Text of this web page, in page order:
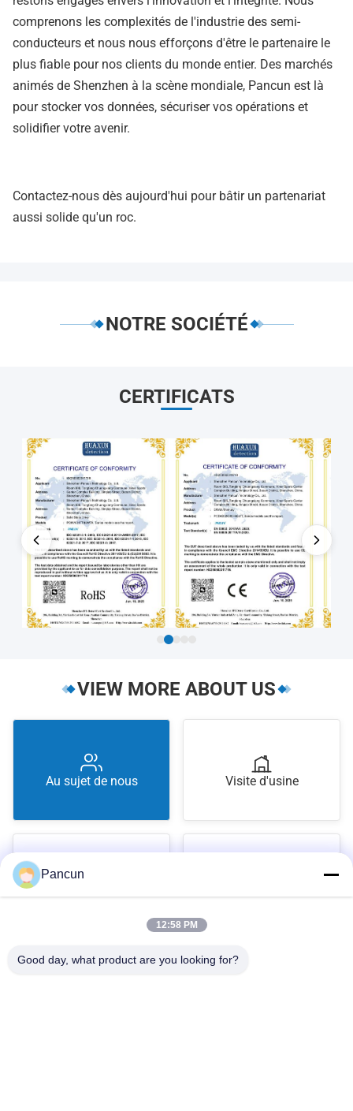
comprenons les complexités de l'industrie des semi-
conducteurs et nous nous efforçons d'être le partenaire le
plus fiable pour nos clients du monde entier. Des marchés
animés de Shenzhen à la scène mondiale, Pancun est là
pour stocker vos données, sécuriser vos opérations et
solidifier votre avenir.
Contactez-nous dès aujourd'hui pour bâtir un partenariat
aussi solide qu'un roc.
NOTRE SOCIÉTÉ
CERTIFICATS
VIEW MORE ABOUT US
Au sujet de nous Visite d'usine
Contrôle de qualité Contactez-nous
Pancun
12:58 PM
Good day, what product are you looking for?